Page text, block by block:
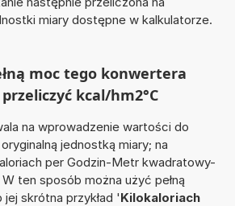
miary dostępne w kalkulatorze.
moc tego konwertera
kcal/hm2°C
na wprowadzenie wartości do
jednostką miary; na
per Godzin-Metr kwadratowy-
ten sposób można użyć pełną
skrótna przykład 'Kilokaloriach